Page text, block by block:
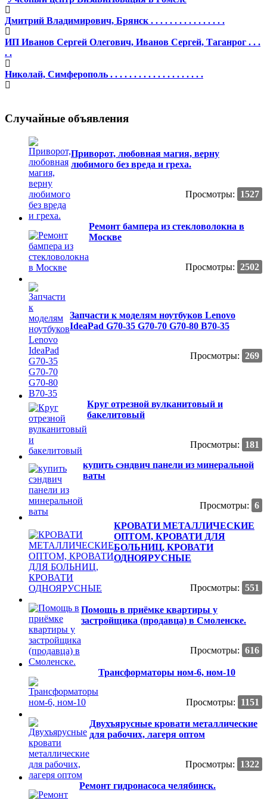
Дмитрий Владимирович, Брянск . . . . . . . . . . . . . . . .
ИП Иванов Сергей Олегович, Иванов Сергей, Таганрог . . .
. .
Николай, Симферополь . . . . . . . . . . . . . . . . . . . .
Случайные объявления
Приворот, любовная магия, верну
любимого без вреда и греха.
Просмотры: 1527
Ремонт бампера из стекловолокна в
Москве
Просмотры: 2502
Запчасти к мoделям ноутбуков Lеnоvо
IdeаPad G70-35 G70-70 G70-80 В70-35
Просмотры: 269
Круг отрезной вулканитовый и
бакелитовый
Просмотры:
181
купить сэндвич панели из минеральной
ваты
Просмотры: 6
КРОВАТИ МЕТАЛЛИЧЕСКИЕ
ОПТОМ, КРОВАТИ ДЛЯ
БОЛЬНИЦ, КРОВАТИ
ОДНОЯРУСНЫЕ
Просмотры: 551
Помощь в приёмке квартиры у
застройщика (продавца) в Смоленске.
Просмотры: 616
Трансформаторы ном-6, ном-10
Просмотры: 1151
Двухъярусные кровати металлические
для рабочих, лагеря оптом
Просмотры: 1322
Ремонт гидронасоса челябинск.